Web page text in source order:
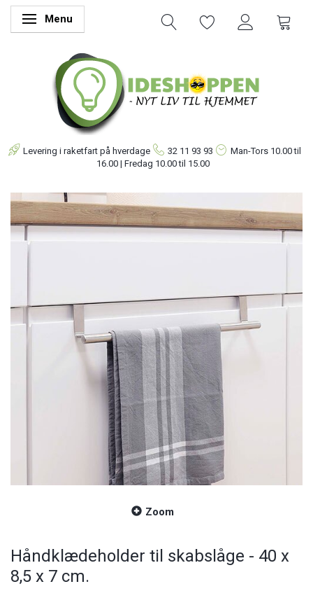
Skifte navigation
Menu
Levering i raketfart på hverdage 32 11 93 93 Man-Tors 10.00 til
16.00 | Fredag 10.00 til 15.00
Zoom
Håndklædeholder til skabslåge - 40 x
8,5 x 7 cm.